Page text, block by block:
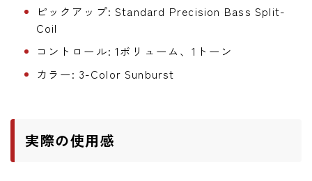
ピックアップ: Standard Precision Bass Split-
Coil
コントロール: 1ボリューム、1トーン
カラー: 3-Color Sunburst
実際の使用感